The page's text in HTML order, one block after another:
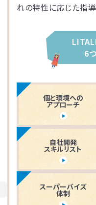
れの特性に応じた指
6
個と環境への
アプローチ
自社開発
スキルリスト
スーパーバイズ
体制